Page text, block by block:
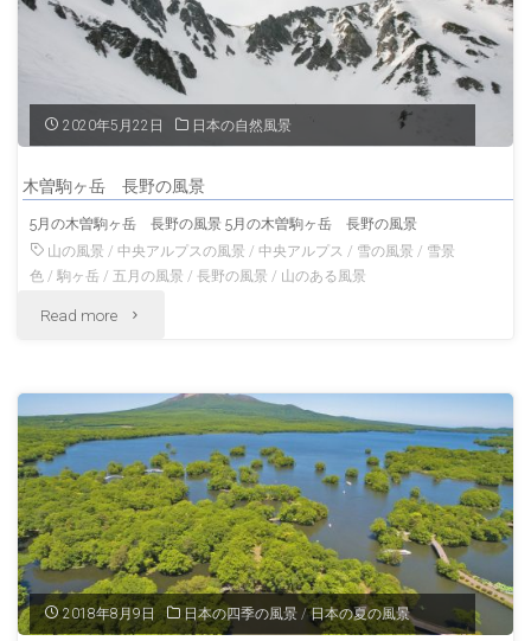
高
原
か
見
る
岳
と
大
沼
北
海
2020年5月22日 日本の自然風景
木曽駒ヶ岳 長野の風景
5月の木曽駒ヶ岳 長野の風景 5月の木曽駒ヶ岳 長野の風景
山の風景 /中央アルプスの風景 /中央アルプス / 雪の風景 / 雪景
色 /駒ヶ岳 / 五月の風景 /長野の風景 / 山のある風景
Read more "木
駒
ヶ
岳
長
野
2018年8月9日 日本の四季の風景 / 日本の夏の風景